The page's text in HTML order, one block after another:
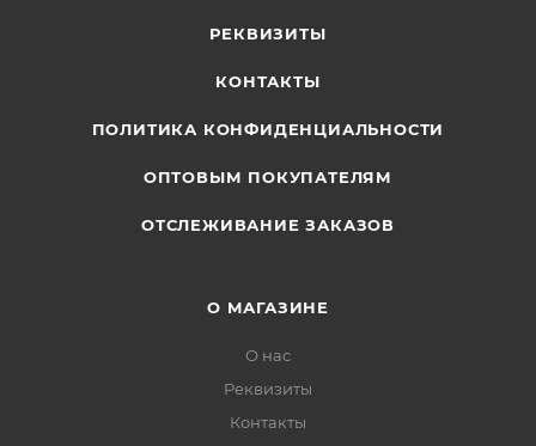
РЕКВИЗИТЫ
КОНТАКТЫ
ПОЛИТИКА КОНФИДЕНЦИАЛЬНОСТИ
ОПТОВЫМ ПОКУПАТЕЛЯМ
ОТСЛЕЖИВАНИЕ ЗАКАЗОВ
О МАГАЗИНЕ
О нас
Реквизиты
Контакты